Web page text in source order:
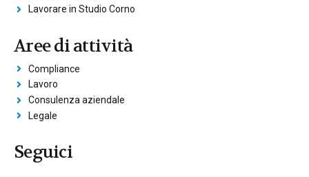
Lavorare in Studio Corno
Aree di attività
Compliance
Lavoro
Consulenza aziendale
Legale
Seguici